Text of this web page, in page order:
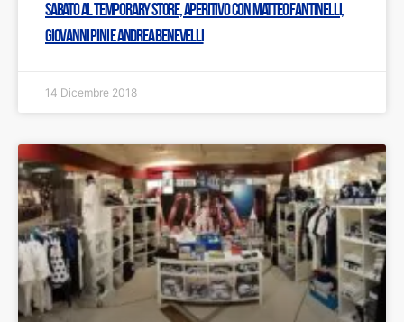
Sabato al Temporary Store, aperitivo con Matteo Fantinelli,
Giovanni Pini e Andrea Benevelli
14 Dicembre 2018